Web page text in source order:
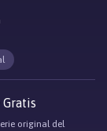
original del